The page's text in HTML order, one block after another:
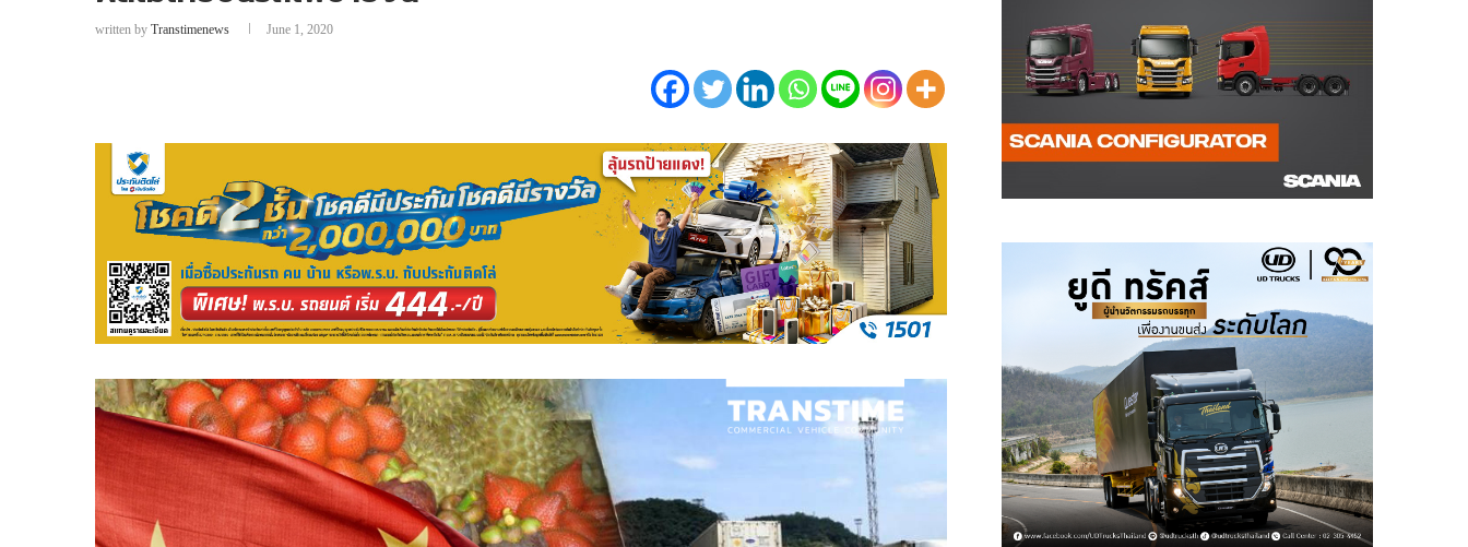
written by Transtimenews June 1, 2020